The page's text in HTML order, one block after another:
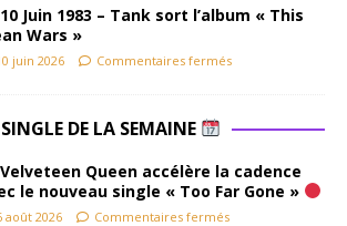
10 Juin 1983 – Tank sort l’album « This
Wars »
juin 2026 Commentaires fermés
SINGLE DE LA SEMAINE
Velveteen Queen accélère la cadence
le nouveau single « Too Far Gone »
août 2026 Commentaires fermés